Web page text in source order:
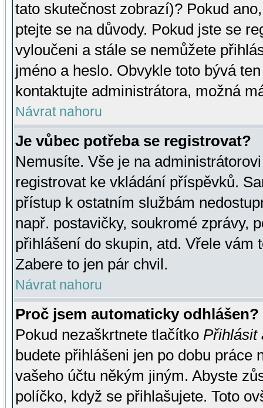
tato skutečnost zobrazí)? Pokud
ptejte se na důvody. Pokud jste se
vyloučeni a stále se nemůžete
jméno a heslo. Obvykle toto bývá
kontaktujte administrátora, možná
Návrat nahoru
Je vůbec potřeba se registrovat?
Nemusíte. Vše je na
registrovat ke vkládání příspěvků.
přístup k ostatním službám
např. postavičky, soukromé zprávy,
přihlášení do skupin, atd. Vřele vám
Zabere to jen pár chvil.
Návrat nahoru
Proč jsem automaticky odhlášen?
Pokud nezaškrtnete tlačítko Přihlásit
budete přihlášeni jen po dobu práce
vašeho účtu někým jiným. Abyste
políčko, když se přihlašujete. Toto